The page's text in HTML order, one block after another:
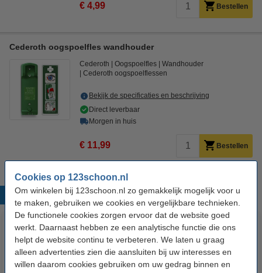
Cookies op 123schoon.nl
Om winkelen bij 123schoon.nl zo gemakkelijk mogelijk voor u
te maken, gebruiken we cookies en vergelijkbare technieken.
De functionele cookies zorgen ervoor dat de website goed
werkt. Daarnaast hebben ze een analytische functie die ons
helpt de website continu te verbeteren. We laten u graag
alleen advertenties zien die aansluiten bij uw interesses en
willen daarom cookies gebruiken om uw gedrag binnen en
€ 4,99 Bestellen
Cederoth oogspoelfles wandhouder
Cederoth Oogspoelfles
Wandhouder
Cederoth oogspoelflessen
Bekijk de specificaties en beschrijving
Direct leverbaar
Morgen in huis
€ 11,99 Bestellen
Populaire producten